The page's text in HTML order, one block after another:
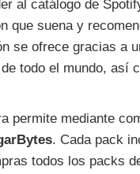
al catálogo de
que suena y
se ofrece gracias a
todo el mundo, así
permite mediante
. Cada pack
todos los packs